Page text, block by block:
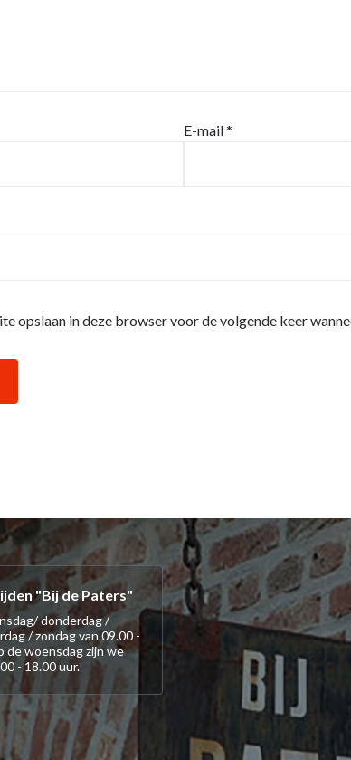
E-mail*
opslaan in deze browser voor de volgende keer
"Bij de Paters"
donderdag /
/ zondag van 09.00 -
de woensdag zijn we
- 18.00 uur.